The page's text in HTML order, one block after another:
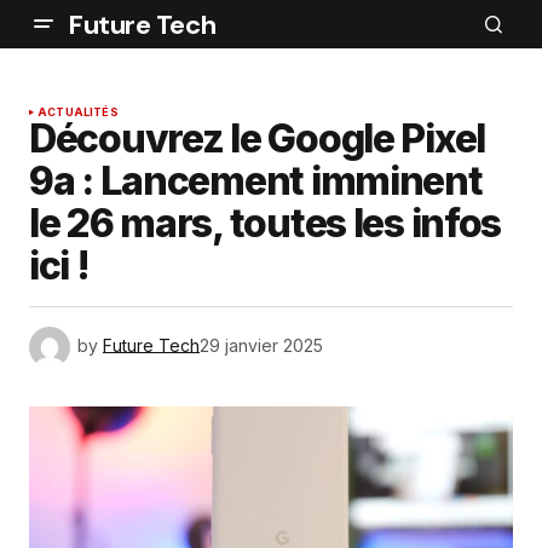
Future Tech
ACTUALITÉS
Découvrez le Google Pixel
9a : Lancement imminent
le 26 mars, toutes les infos
ici !
by Future Tech29 janvier 2025